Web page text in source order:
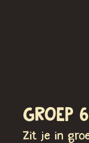
GROEP 6
Zit je in